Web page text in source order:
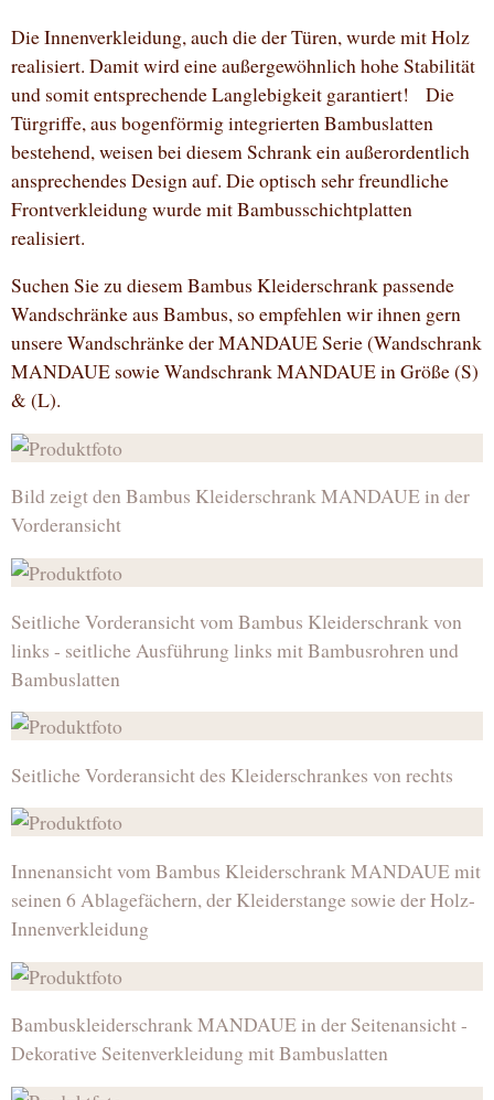
Die Innenverkleidung, auch die der Türen, wurde mit Holz
realisiert. Damit wird eine außergewöhnlich hohe Stabilität
und somit entsprechende Langlebigkeit garantiert! Die
Türgriffe, aus bogenförmig integrierten Bambuslatten
bestehend, weisen bei diesem Schrank ein außerordentlich
ansprechendes Design auf. Die optisch sehr freundliche
Frontverkleidung wurde mit Bambusschichtplatten
realisiert.
Suchen Sie zu diesem Bambus Kleiderschrank passende
Wandschränke aus Bambus, so empfehlen wir ihnen gern
unsere Wandschränke der MANDAUE Serie (Wandschrank
MANDAUE sowie Wandschrank MANDAUE in Größe (S)
& (L).
Bild zeigt den Bambus Kleiderschrank MANDAUE in der
Vorderansicht
Seitliche Vorderansicht vom Bambus Kleiderschrank von
links - seitliche Ausführung links mit Bambusrohren und
Bambuslatten
Seitliche Vorderansicht des Kleiderschrankes von rechts
Innenansicht vom Bambus Kleiderschrank MANDAUE mit
seinen 6 Ablagefächern, der Kleiderstange sowie der Holz-
Innenverkleidung
Bambuskleiderschrank MANDAUE in der Seitenansicht -
Dekorative Seitenverkleidung mit Bambuslatten